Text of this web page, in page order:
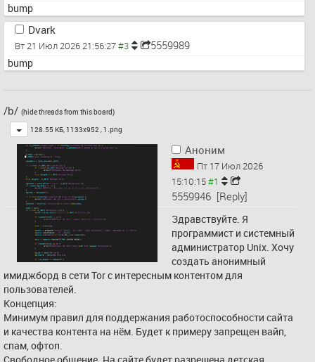
bump
Dvark
Вт 21 Июл 2026 21:56:27 5559989
bump
/b/ (hide threads from this board)
Toggle
128.55 КБ, 1133x952 , 1.png
Аноним
Пт 17 Июл 2026
15:10:15
5559946 [Reply]
Здравствуйте. Я
программист и системный
администратор Unix. Хочу
создать анонимный
имиджборд в сети Tor с интересным контентом для
пользователей.
Концепция:
Минимум правил для поддержания работоспособности сайта
и качества контента на нём. Будет к примеру запрещен вайп,
спам, офтоп.